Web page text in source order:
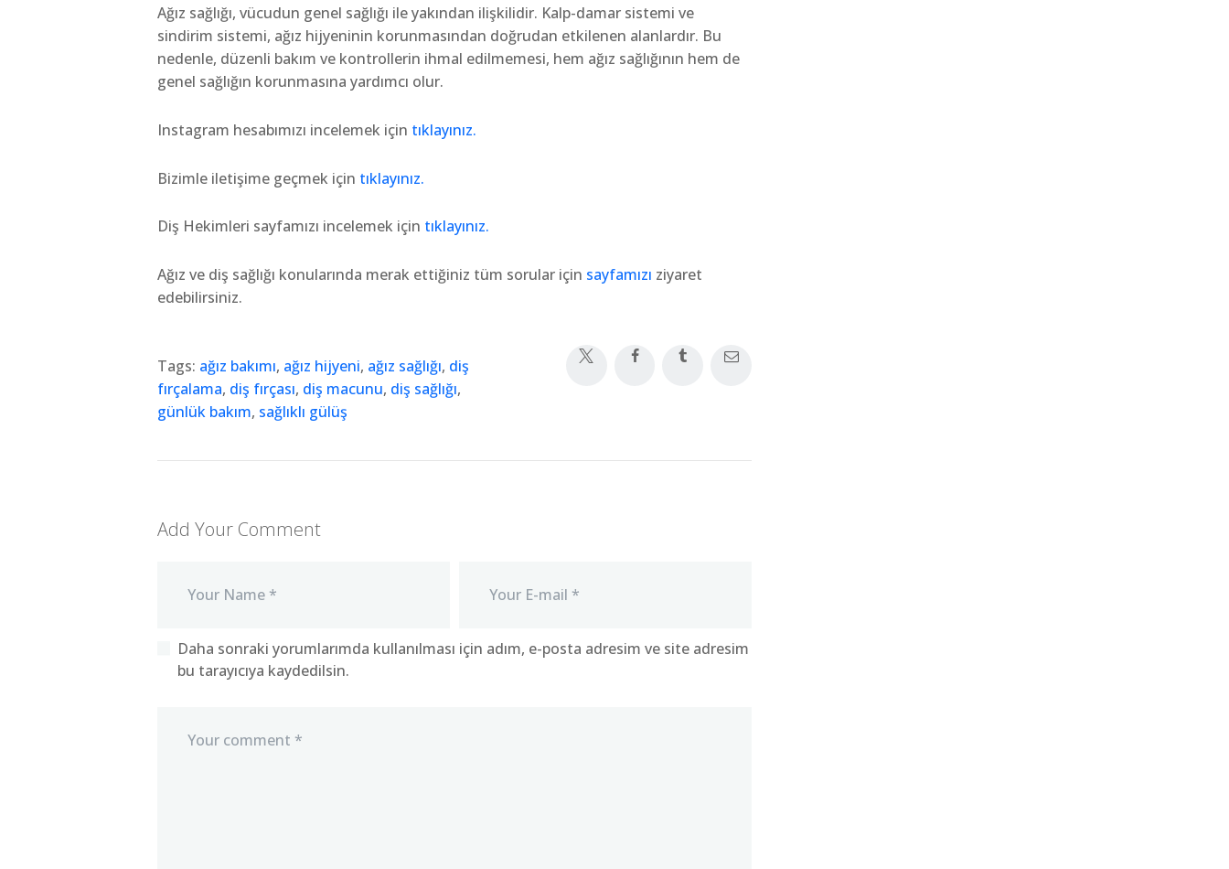
Ağız sağlığı, vücudun genel sağlığı ile yakından ilişkilidir. Kalp-damar sistemi ve
sindirim sistemi, ağız hijyeninin korunmasından doğrudan etkilenen alanlardır. Bu
nedenle, düzenli bakım ve kontrollerin ihmal edilmemesi, hem ağız sağlığının hem de
genel sağlığın korunmasına yardımcı olur.
Instagram hesabımızı incelemek için tıklayınız.
Bizimle iletişime geçmek için tıklayınız.
Diş Hekimleri sayfamızı incelemek için tıklayınız.
Ağız ve diş sağlığı konularında merak ettiğiniz tüm sorular için sayfamızı ziyaret
edebilirsiniz.
Tags: ağız bakımı, ağız hijyeni, ağız sağlığı, diş
fırçalama, diş fırçası, diş macunu, diş sağlığı,
günlük bakım, sağlıklı gülüş
Add Your Comment
Daha sonraki yorumlarımda kullanılması için adım, e-posta adresim ve site adresim
bu tarayıcıya kaydedilsin.